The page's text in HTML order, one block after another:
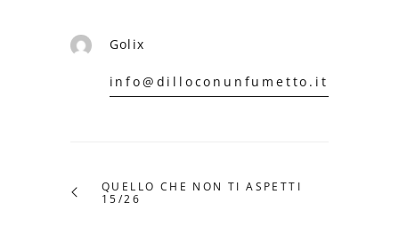
Golix
info@dilloconunfumetto.it
QUELLO CHE NON TI ASPETTI
15/26